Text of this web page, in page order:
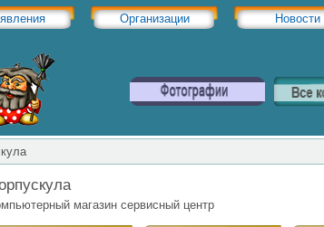
Организации Новости
магазин сервисный центр